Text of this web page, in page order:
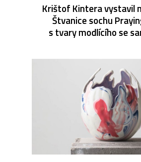
Krištof Kintera vystavil
Štvanice sochu
s tvary modlícího se